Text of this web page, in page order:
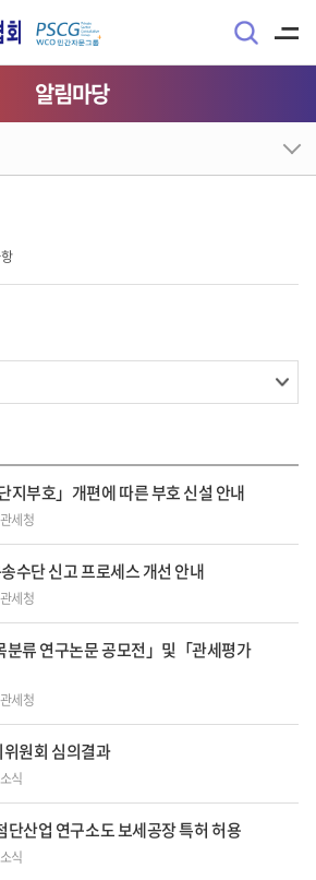
알림마당
지부호」개편에 따른 부호 신설 안내
세청
수단 신고 프로세스 개선 안내
세청
류 연구논문 공모전」및「관세평가
세청
원회 심의결과
식
단산업 연구소도 보세공장 특허 허용
식